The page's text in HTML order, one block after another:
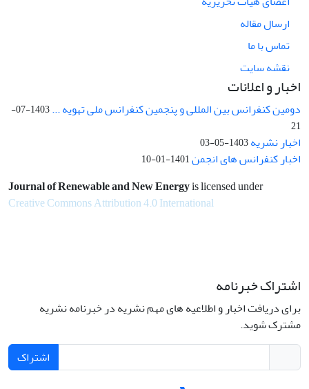
ارسال مقاله
تماس با ما
نقشه سایت
اخبار و اعلانات
دومین کنفرانس بین المللی و پنجمین کنفرانس ملی تهویه ...
1403-07-
21
اخبار نشریه1403-05-03
اخبار کنفرانس های انجمن1401-01-10
Journal of Renewable and New Energyis licensed under
Creative Commons Attribution 4.0 International
اشتراک خبرنامه
برای دریافت اخبار و اطلاعیه های مهم نشریه در خبرنامه نشریه
مشترک شوید.
اشتراک